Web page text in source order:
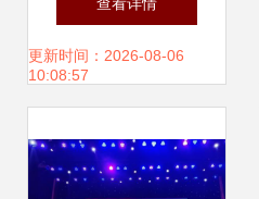
更新时间：2026-08-06
10:08:57